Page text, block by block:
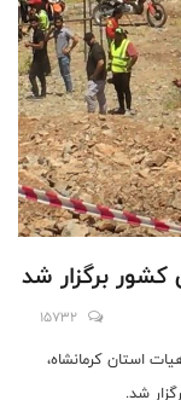
کشور برگزار شد
15732
استان کرمانشاه،